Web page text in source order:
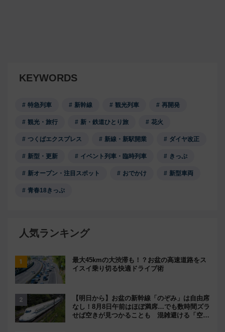
KEYWORDS
特急列車 新幹線 観光列車 再開発
観光・旅行 新・鉄道ひとり旅 花火
つくばエクスプレス 新線・新駅開業 ダイヤ改正
新型・更新 イベント列車・臨時列車 きっぷ
新オープン・注目スポット おでかけ 新型車両
青春18きっぷ
人気ランキング
最大45kmの大渋滞も！？お盆の高速道路をス
イスイ乗り切る快適ドライブ術
【明日から】お盆の新幹線「のぞみ」は自由席
なし！8月8日午前はほぼ満席…でも数時間ズラ
せば空きが見つかることも 混雑避ける「空